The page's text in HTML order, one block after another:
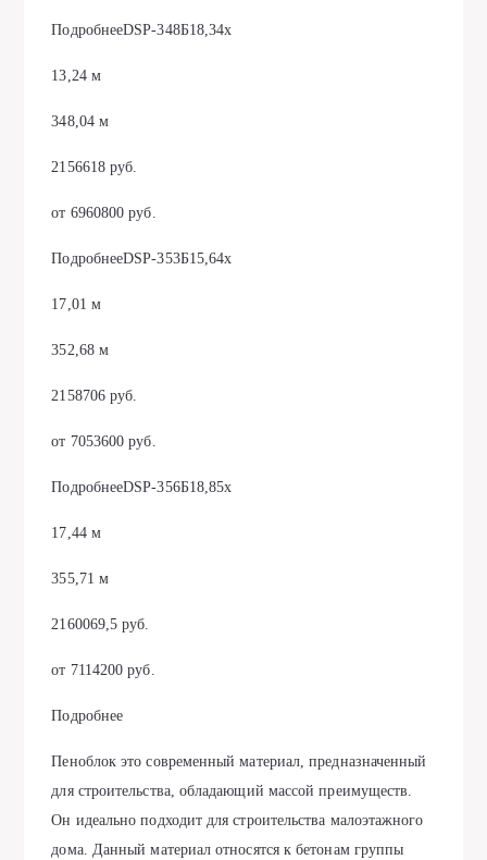
ПодробнееDSP-348Б18,34х
13,24 м
348,04 м
2156618 руб.
от 6960800 руб.
ПодробнееDSP-353Б15,64х
17,01 м
352,68 м
2158706 руб.
от 7053600 руб.
ПодробнееDSP-356Б18,85х
17,44 м
355,71 м
2160069,5 руб.
от 7114200 руб.
Подробнее
Пеноблок это современный материал, предназначенный
для строительства, обладающий массой преимуществ.
Он идеально подходит для строительства малоэтажного
дома. Данный материал относятся к бетонам группы